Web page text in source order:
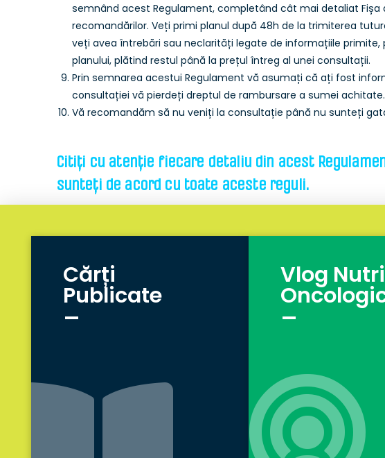
semnând acest Regulament, completând cât mai detaliat
recomandărilor. Veți primi planul după 48h de la trimiterea
veți avea întrebări sau neclarități legate de informațiile
planului, plătind restul până la prețul întreg al unei consultații.
Prin semnarea acestui Regulament vă asumați că ați fost
consultației vă pierdeți dreptul de rambursare a sumei achitate.
Vă recomandăm să nu veniți la consultație până nu sunteți
Citiți cu atenție fiecare detaliu din acest
sunteți de acord cu toate aceste reguli.
Cărți
Publicate
_
Vlog
_